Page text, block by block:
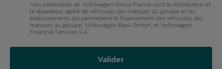
*Les partenaires de Volkswagen Group France sont le distributeur et
le réparateur agréé de véhicules des marques du groupe et les
établissements qui permettent le financement des véhicules des
marques du groupe, Volkswagen Bank GmbH, et Volkswagen
Financial Services S.A.
Valider